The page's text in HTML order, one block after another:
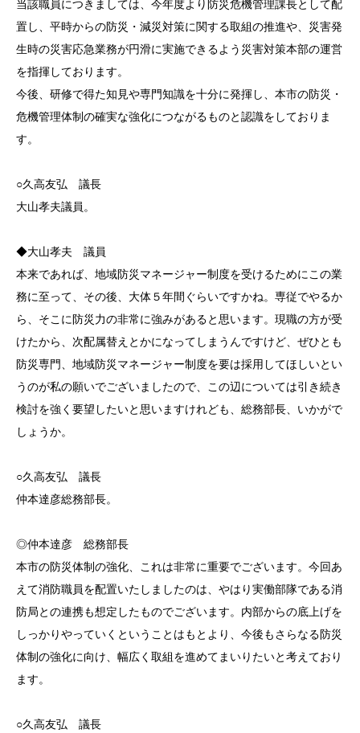
当該職員につきましては、今年度より防災危機管理課長として配
置し、平時からの防災・減災対策に関する取組の推進や、災害発
生時の災害応急業務が円滑に実施できるよう災害対策本部の運営
を指揮しております。
今後、研修で得た知見や専門知識を十分に発揮し、本市の防災・
危機管理体制の確実な強化につながるものと認識をしておりま
す。
○久高友弘 議長
大山孝夫議員。
◆大山孝夫 議員
本来であれば、地域防災マネージャー制度を受けるためにこの業
務に至って、その後、大体５年間ぐらいですかね。専従でやるか
ら、そこに防災力の非常に強みがあると思います。現職の方が受
けたから、次配属替えとかになってしまうんですけど、ぜひとも
防災専門、地域防災マネージャー制度を要は採用してほしいとい
うのが私の願いでございましたので、この辺については引き続き
検討を強く要望したいと思いますけれども、総務部長、いかがで
しょうか。
○久高友弘 議長
仲本達彦総務部長。
◎仲本達彦 総務部長
本市の防災体制の強化、これは非常に重要でございます。今回あ
えて消防職員を配置いたしましたのは、やはり実働部隊である消
防局との連携も想定したものでございます。内部からの底上げを
しっかりやっていくということはもとより、今後もさらなる防災
体制の強化に向け、幅広く取組を進めてまいりたいと考えており
ます。
○久高友弘 議長